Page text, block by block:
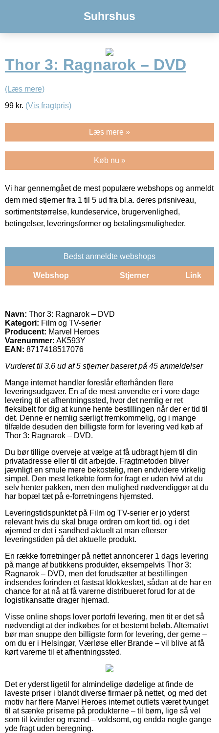
Suhrshus
Thor 3: Ragnarok – DVD
(Læs mere)
99 kr. (Vis fragtpris)
Læs mere »
Køb nu »
Vi har gennemgået de mest populære webshops og anmeldt
dem med stjerner fra 1 til 5 ud fra bl.a. deres prisniveau,
sortimentstørrelse, kundeservice, brugervenlighed,
betingelser, leveringsformer og betalingsmuligheder.
Bedst anmeldte webshops
Webshop Stjerner Link
Navn: Thor 3: Ragnarok – DVD
Kategori: Film og TV-serier
Producent: Marvel Heroes
Varenummer: AK593Y
EAN: 8717418517076
Vurderet til 3.6 ud af 5 stjerner baseret på 45 anmeldelser
Mange internet handler foreslår efterhånden flere
leveringsudgaver. En af de mest anvendte er i vore dage
levering til et afhentningssted, hvor det nemlig er ret
fleksibelt for dig at kunne hente bestillingen når der er tid til
det. Denne er nemlig særligt fremkommelig, og i mange
tilfælde desuden den billigste form for levering ved køb af
Thor 3: Ragnarok – DVD.
Du bør tillige overveje at vælge at få udbragt hjem til din
privatadresse eller til dit arbejde. Fragtmetoden bliver
jævnligt en smule mere bekostelig, men endvidere virkelig
simpel. Den mest letkøbte form for fragt er uden tvivl at du
selv henter pakken, men den mulighed nødvendiggør at du
har bopæl tæt på e-forretningens hjemsted.
Leveringstidspunktet på Film og TV-serier er jo yderst
relevant hvis du skal bruge ordren om kort tid, og i det
øjemed er det i sandhed aktuelt at man efterser
leveringstiden på det aktuelle produkt.
En række forretninger på nettet annoncerer 1 dags levering
på mange af butikkens produkter, eksempelvis Thor 3:
Ragnarok – DVD, men det forudsætter at bestillingen
indsendes forinden et fastsat klokkeslæt, sådan at de har en
chance for at nå at få varerne distribueret forud for at de
logistikansatte drager hjemad.
Visse online shops lover portofri levering, men tit er det så
nødvendigt at der indkøbes for et bestemt beløb. Alternativt
bør man snuppe den billigste form for levering, der gerne –
om du er i Helsingør, Værløse eller Brande – vil blive at få
kørt varerne til et afhentningssted.
Det er yderst ligetil for almindelige dødelige at finde de
laveste priser i blandt diverse firmaer på nettet, og med det
motiv har flere Marvel Heroes internet outlets været tvunget
til at sænke priserne på produkterne – til børn, lige så vel
som til kvinder og mænd – voldsomt, og endda nogle gange
yde fragt uden beregning.